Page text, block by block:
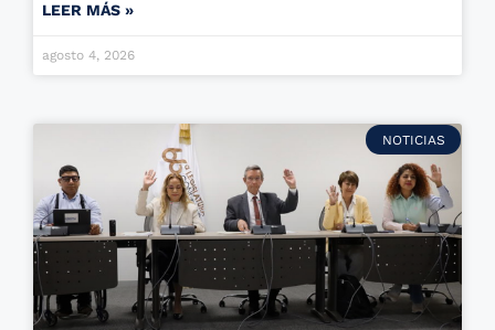
LEER MÁS »
agosto 4, 2026
NOTICIAS